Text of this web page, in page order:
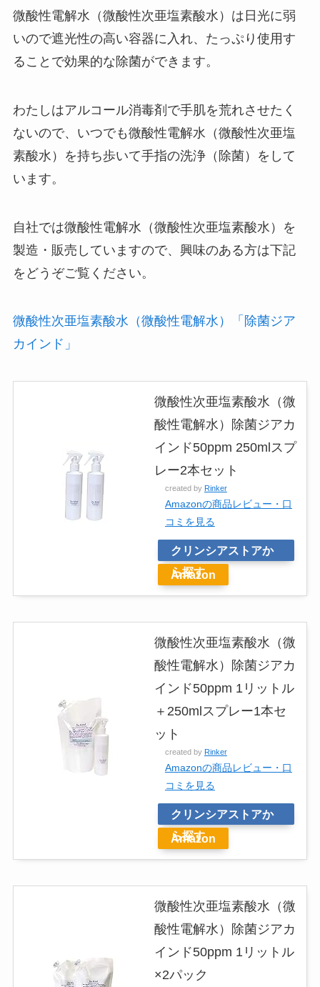
微酸性電解水（微酸性次亜塩素酸水）は日光に弱
いので遮光性の高い容器に入れ、たっぷり使用す
ることで効果的な除菌ができます。
わたしはアルコール消毒剤で手肌を荒れさせたく
ないので、いつでも微酸性電解水（微酸性次亜塩
素酸水）を持ち歩いて手指の洗浄（除菌）をして
います。
自社では微酸性電解水（微酸性次亜塩素酸水）を
製造・販売していますので、興味のある方は下記
をどうぞご覧ください。
微酸性次亜塩素酸水（微酸性電解水）「除菌ジア
カインド」
微酸性次亜塩素酸水（微
酸性電解水）除菌ジアカ
インド50ppm 250mlスプ
レー2本セット
created by Rinker
Amazonの商品レビュー・口
コミを見る
クリンシアストアか
ら探す
Amazon
微酸性次亜塩素酸水（微
酸性電解水）除菌ジアカ
インド50ppm 1リットル
＋250mlスプレー1本セ
ット
created by Rinker
Amazonの商品レビュー・口
コミを見る
クリンシアストアか
ら探す
Amazon
微酸性次亜塩素酸水（微
酸性電解水）除菌ジアカ
インド50ppm 1リットル
×2パック